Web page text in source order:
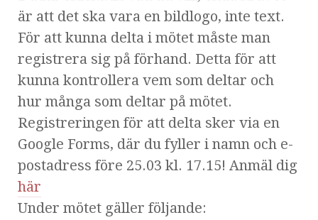
är att det ska vara en bildlogo, inte text.
För att kunna delta i mötet måste man
registrera sig på förhand. Detta för att
kunna kontrollera vem som deltar och
hur många som deltar på mötet.
Registreringen för att delta sker via en
Google Forms, där du fyller i namn och e-
postadress före 25.03 kl. 17.15! Anmäl dig
här
Under mötet gäller följande: